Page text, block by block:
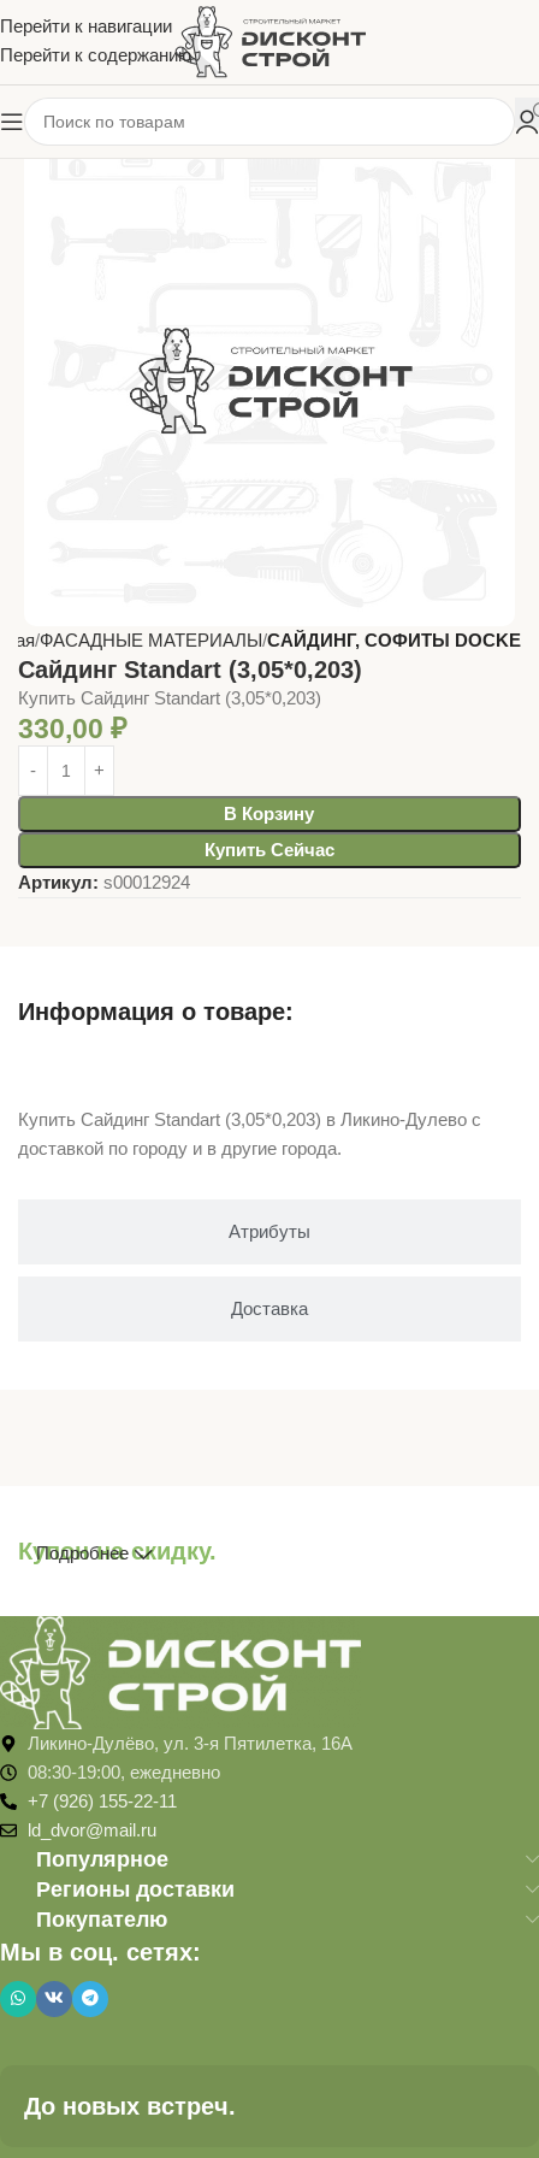
Перейти к навигации
Перейти к содержанию
ФАСАДНЫЕ МАТЕРИАЛЫ САЙДИНГ, СОФИТЫ DOCKE
Сайдинг Standart (3,05*0,203)
Купить Сайдинг Standart (3,05*0,203)
330,00 ₽
В Корзину
Купить Сейчас
Артикул: s00012924
Информация о товаре:
Атрибуты
Доставка
Купить Сайдинг Standart (3,05*0,203) в Ликино-Дулево с
доставкой по городу и в другие города.
Купон на скидку.
Подробнее
Ликино-Дулёво, ул. 3-я Пятилетка, 16А
08:30-19:00, ежедневно
+7 (926) 155-22-11
ld_dvor@mail.ru
Популярное
Регионы доставки
Покупателю
Мы в соц. сетях:
До новых встреч.